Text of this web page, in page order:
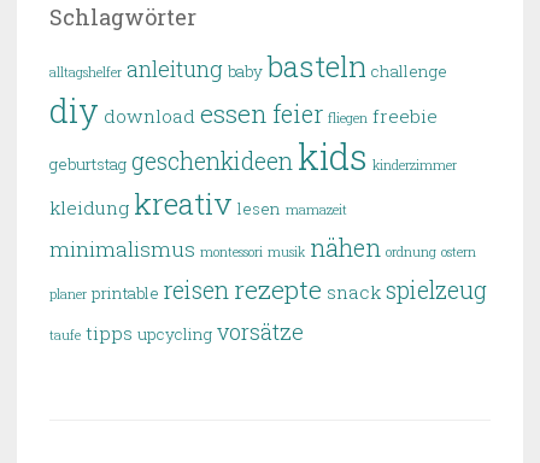
Schlagwörter
alltagshelfer anleitung baby basteln challenge
diy download essen feier fliegen freebie
geburtstag geschenkideen kids kinderzimmer
kleidung kreativ lesen mamazeit
minimalismus montessori musik nähen ordnung ostern
planer printable reisen rezepte snack spielzeug
taufe tipps upcycling vorsätze